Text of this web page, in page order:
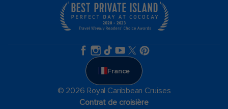
France
© 2026 Royal Caribbean Cruises
Contrat de croisière